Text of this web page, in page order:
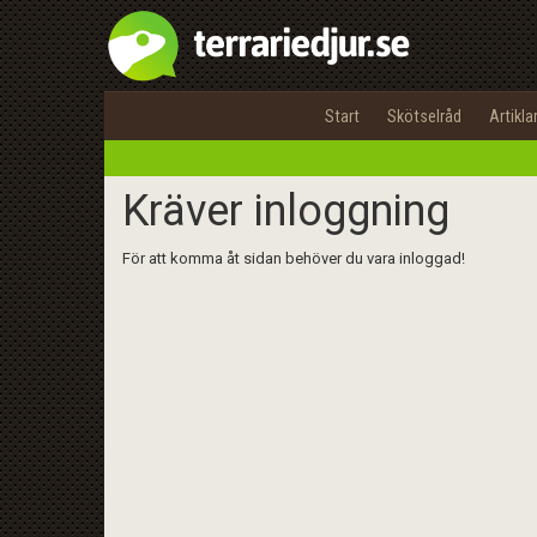
Start Skötselråd Artiklar
Kräver inloggning
För att komma åt sidan behöver du vara inloggad!